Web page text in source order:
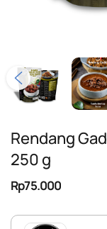
Rendang
250 g
Rp75.000